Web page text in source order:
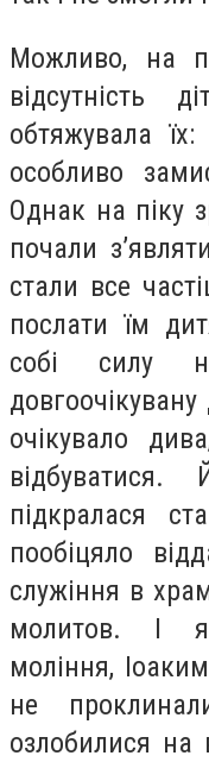
Можливо, на
відсутність
обтяжувала
особливо
Однак на піку
почали
стали все
послати їм
собі силу
очікувало
підкралася
пообіцяло
служіння в
молитов. І
моління,
не
озлобилися на